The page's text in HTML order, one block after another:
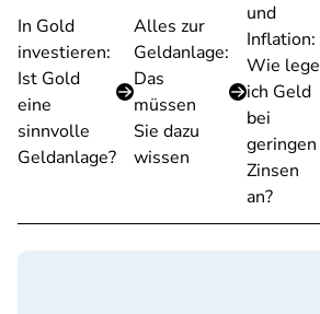
In Gold
investieren:
Ist Gold
eine
sinnvolle
Geldanlage?
Alles zur
Geldanlage:
Das
müssen
Sie dazu
wissen
und
Inflation:
Wie lege
ich Geld
bei
geringen
Zinsen
an?